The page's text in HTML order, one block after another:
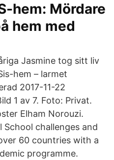
hem: Mördare
hem med
Jasmine tog sitt liv
hem – larmet
2017-11-22
1 av 7. Foto: Privat.
Elham Norouzi.
challenges and
60 countries with a
programme.